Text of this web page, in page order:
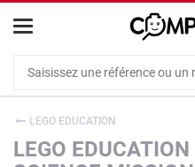
LEGO EDUCATION
LEGO
Cookies management panel